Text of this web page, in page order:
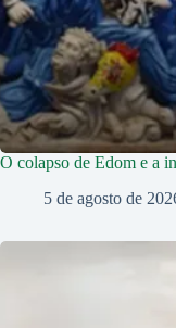
O colapso de Edom e a
5 de agosto de